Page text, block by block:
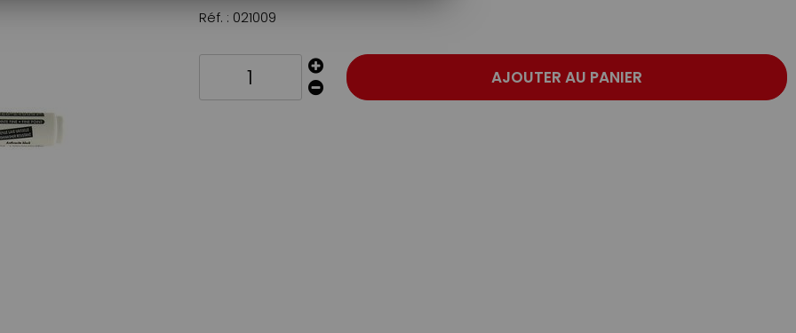
Réf. : 021009
AJOUTER AU PANIER